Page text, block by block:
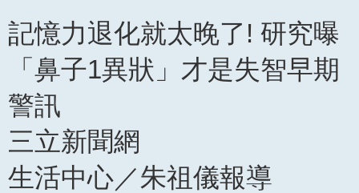
讀
文
章
記憶力退化就太晚了! 研究曝
「鼻子1異狀」才是失智早期
警訊
三立新聞網
生活中心／朱祖儀報導